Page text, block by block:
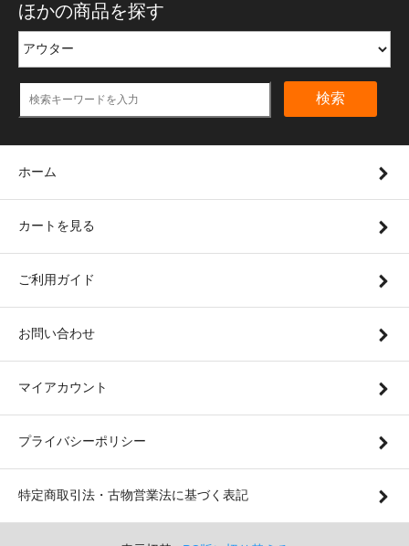
ほかの商品を探す
検索
ホーム
カートを見る
ご利用ガイド
お問い合わせ
マイアカウント
プライバシーポリシー
特定商取引法・古物営業法に基づく表記